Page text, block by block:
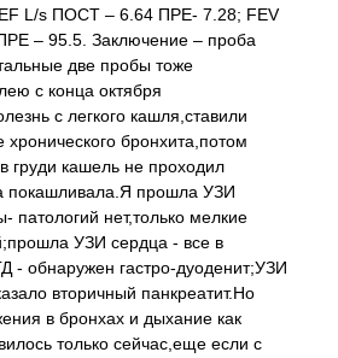
L/s ПОСТ – 6.64 ПРЕ- 7.28; FEV
– 95.5. Заключение – проба
две пробы тоже
с конца октября
с легкого кашля,ставили
хронического бронхита,потом
груди кашель не проходил
покашливала.Я прошла УЗИ
патологий нет,только мелкие
УЗИ сердца - все в
- обнаружен гастро-дуоденит;УЗИ
вторичный панкреатит.Но
в бронхах и дыхание как
только сейчас,еще если с